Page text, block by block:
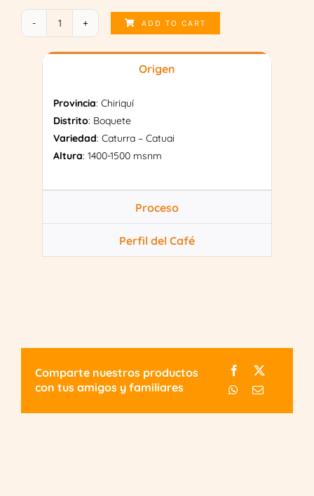
Café
quantity
ADD TO CART
Origen
Provincia: Chiriquí
Distrito: Boquete
Variedad: Caturra – Catuai
Altura: 1400-1500 msnm
Proceso
Perfil del Café
Comparte nuestros productos
con tus amigos y familiares